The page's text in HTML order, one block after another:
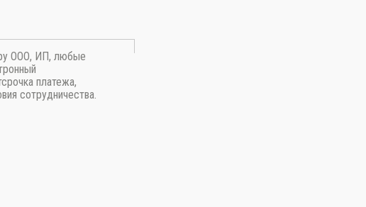
ООО, ИП, любые
платежа,
сотрудничества.